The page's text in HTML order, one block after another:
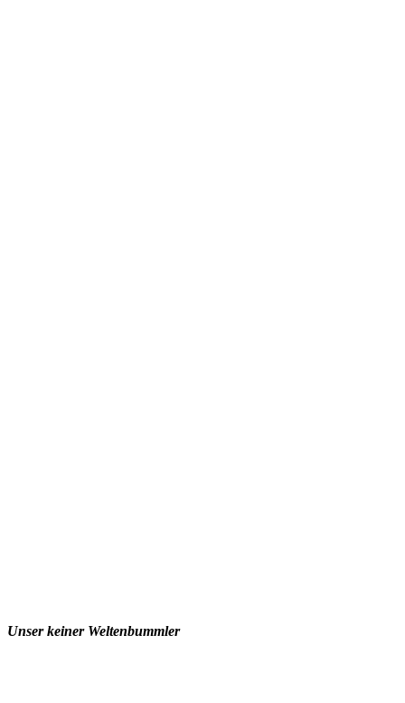
Unser keiner Weltenbummler